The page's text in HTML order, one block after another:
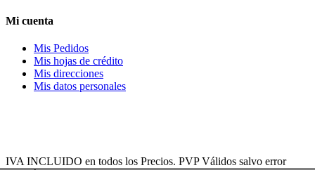
Mi cuenta
Mis Pedidos
Mis hojas de crédito
Mis direcciones
Mis datos personales
IVA INCLUIDO en todos los Precios. PVP Válidos salvo error